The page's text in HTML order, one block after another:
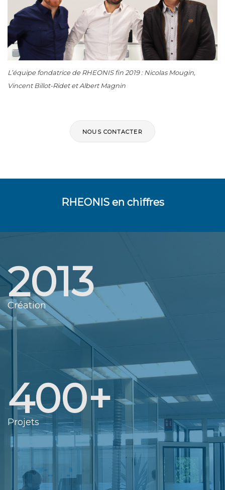
L’équipe fondatrice de RHEONIS fin 2019 : Nicolas Mougin,
Vincent Billot-Ridet et Albert Magnin
NOUS CONTACTER
RHEONIS en chiffres
2013
Création
400+
Projets